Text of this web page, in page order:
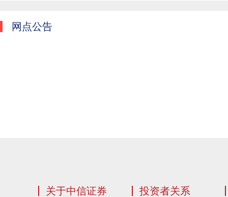
网点公告
关于中信证券 投资者关系